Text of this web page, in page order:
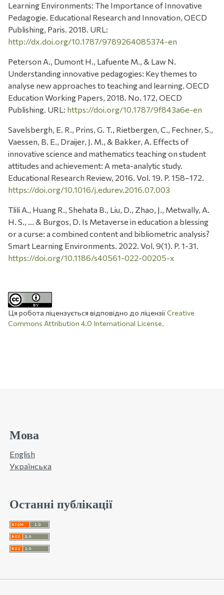
Learning Environments: The Importance of Innovative
Pedagogie. Educational Research and Innovation, OECD
Publishing, Paris. 2018. URL:
http://dx.doi.org/10.1787/9789264085374-en
Peterson A., Dumont H., Lafuente M., & Law N.
Understanding innovative pedagogies: Key themes to
analyse new approaches to teaching and learning. OECD
Education Working Papers, 2018. No. 172, OECD
Publishing. URL: https://doi.org/10.1787/9f843a6e-en
Savelsbergh, E. R., Prins, G. T., Rietbergen, C., Fechner, S.,
Vaessen, B. E., Draijer, J. M., & Bakker, A. Effects of
innovative science and mathematics teaching on student
attitudes and achievement: A meta-analytic study.
Educational Research Review, 2016. Vol. 19. P. 158–172.
https://doi.org/10.1016/j.edurev.2016.07.003
Tlili A., Huang R., Shehata B., Liu, D., Zhao, J., Metwally, A.
H. S., ... & Burgos, D. Is Metaverse in education a blessing
or a curse: a combined content and bibliometric analysis?
Smart Learning Environments. 2022. Vol. 9(1). P. 1-31.
https://doi.org/10.1186/s40561-022-00205-x
Ця робота ліцензується відповідно до ліцензіїCreative
Commons Attribution 4.0 International License.
Мова
English
Українська
Останні публікації